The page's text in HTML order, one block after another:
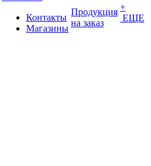
Контакты
Магазины
Продукция
на заказ
+
ЕЩЕ